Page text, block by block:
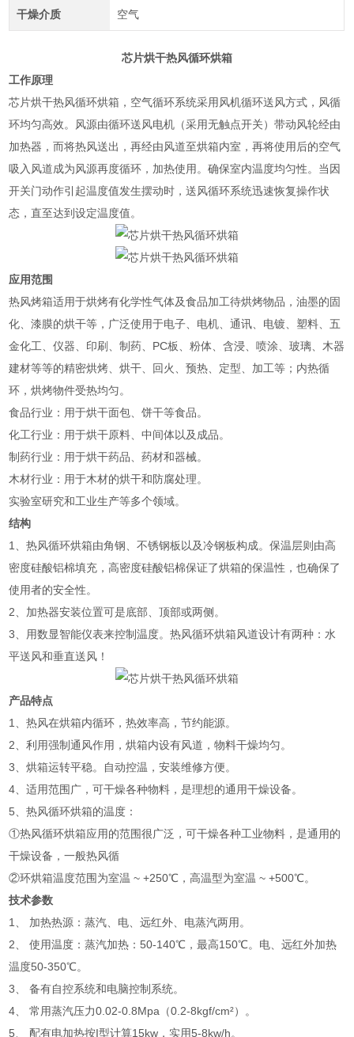
干燥介质 空气
芯片烘干热风循环烘箱
工作原理
芯片烘干热风循环烘箱，空气循环系统采用风机循环送风方式，风循
环均匀高效。风源由循环送风电机（采用无触点开关）带动风轮经由
加热器，而将热风送出，再经由风道至烘箱内室，再将使用后的空气
吸入风道成为风源再度循环，加热使用。确保室内温度均匀性。当因
开关门动作引起温度值发生摆动时，送风循环系统迅速恢复操作状
态，直至达到设定温度值。
应用范围
热风烤箱适用于烘烤有化学性气体及食品加工待烘烤物品，油墨的固
化、漆膜的烘干等，广泛使用于电子、电机、通讯、电镀、塑料、五
金化工、仪器、印刷、制药、PC板、粉体、含浸、喷涂、玻璃、木器
建材等等的精密烘烤、烘干、回火、预热、定型、加工等；内热循
环，烘烤物件受热均匀。
‌食品行业‌：用于烘干面包、饼干等食品。
‌化工行业‌：用于烘干原料、中间体以及成品。
‌制药行业‌：用于烘干药品、药材和器械。
‌木材行业‌：用于木材的烘干和防腐处理。
‌实验室研究‌和工业生产等多个领域‌。
结构
1、热风循环烘箱由角钢、不锈钢板以及冷钢板构成。保温层则由高
密度硅酸铝棉填充，高密度硅酸铝棉保证了烘箱的保温性，也确保了
使用者的安全性。
2、 加热器安装位置可是底部、顶部或两侧。
3、
用数显智能仪表来控制温度。热风循环烘箱风道设计有两种：水
平送风和垂直送风！
产品特点
1、热风在烘箱内循环，热效率高，节约能源。
2、利用强制通风作用，烘箱内设有风道，物料干燥均匀。
3、烘箱运转平稳。自动控温，安装维修方便。
4、适用范围广，可干燥各种物料，是理想的通用干燥设备。
5、热风循环烘箱的温度：
①热风循环烘箱应用的范围很广泛，可干燥各种工业物料，是通用的
干燥设备，一般热风循
②环烘箱温度范围为室温 ~ +250℃，高温型为室温 ~ +500℃。
技术参数
1、 加热热源：蒸汽、电、远红外、电蒸汽两用。
2、 使用温度：蒸汽加热：50-140℃，最高150℃。电、远红外加热
温度50-350℃。
3、 备有自控系统和电脑控制系统。
4、 常用蒸汽压力0.02-0.8Mpa（0.2-8kgf/cm²）。
5、 配有电加热按I型计算15kw，实用5-8kw/h。